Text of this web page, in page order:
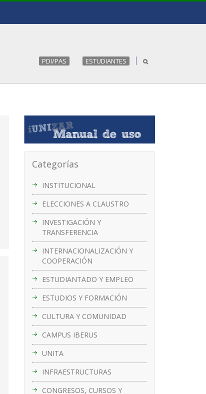
PDI/PAS ESTUDIANTES
Categorías
INSTITUCIONAL
ELECCIONES A CLAUSTRO
INVESTIGACIÓN Y
TRANSFERENCIA
INTERNACIONALIZACIÓN Y
COOPERACIÓN
ESTUDIANTADO Y EMPLEO
ESTUDIOS Y FORMACIÓN
CULTURA Y COMUNIDAD
CAMPUS IBERUS
UNITA
INFRAESTRUCTURAS
CONGRESOS, CURSOS Y